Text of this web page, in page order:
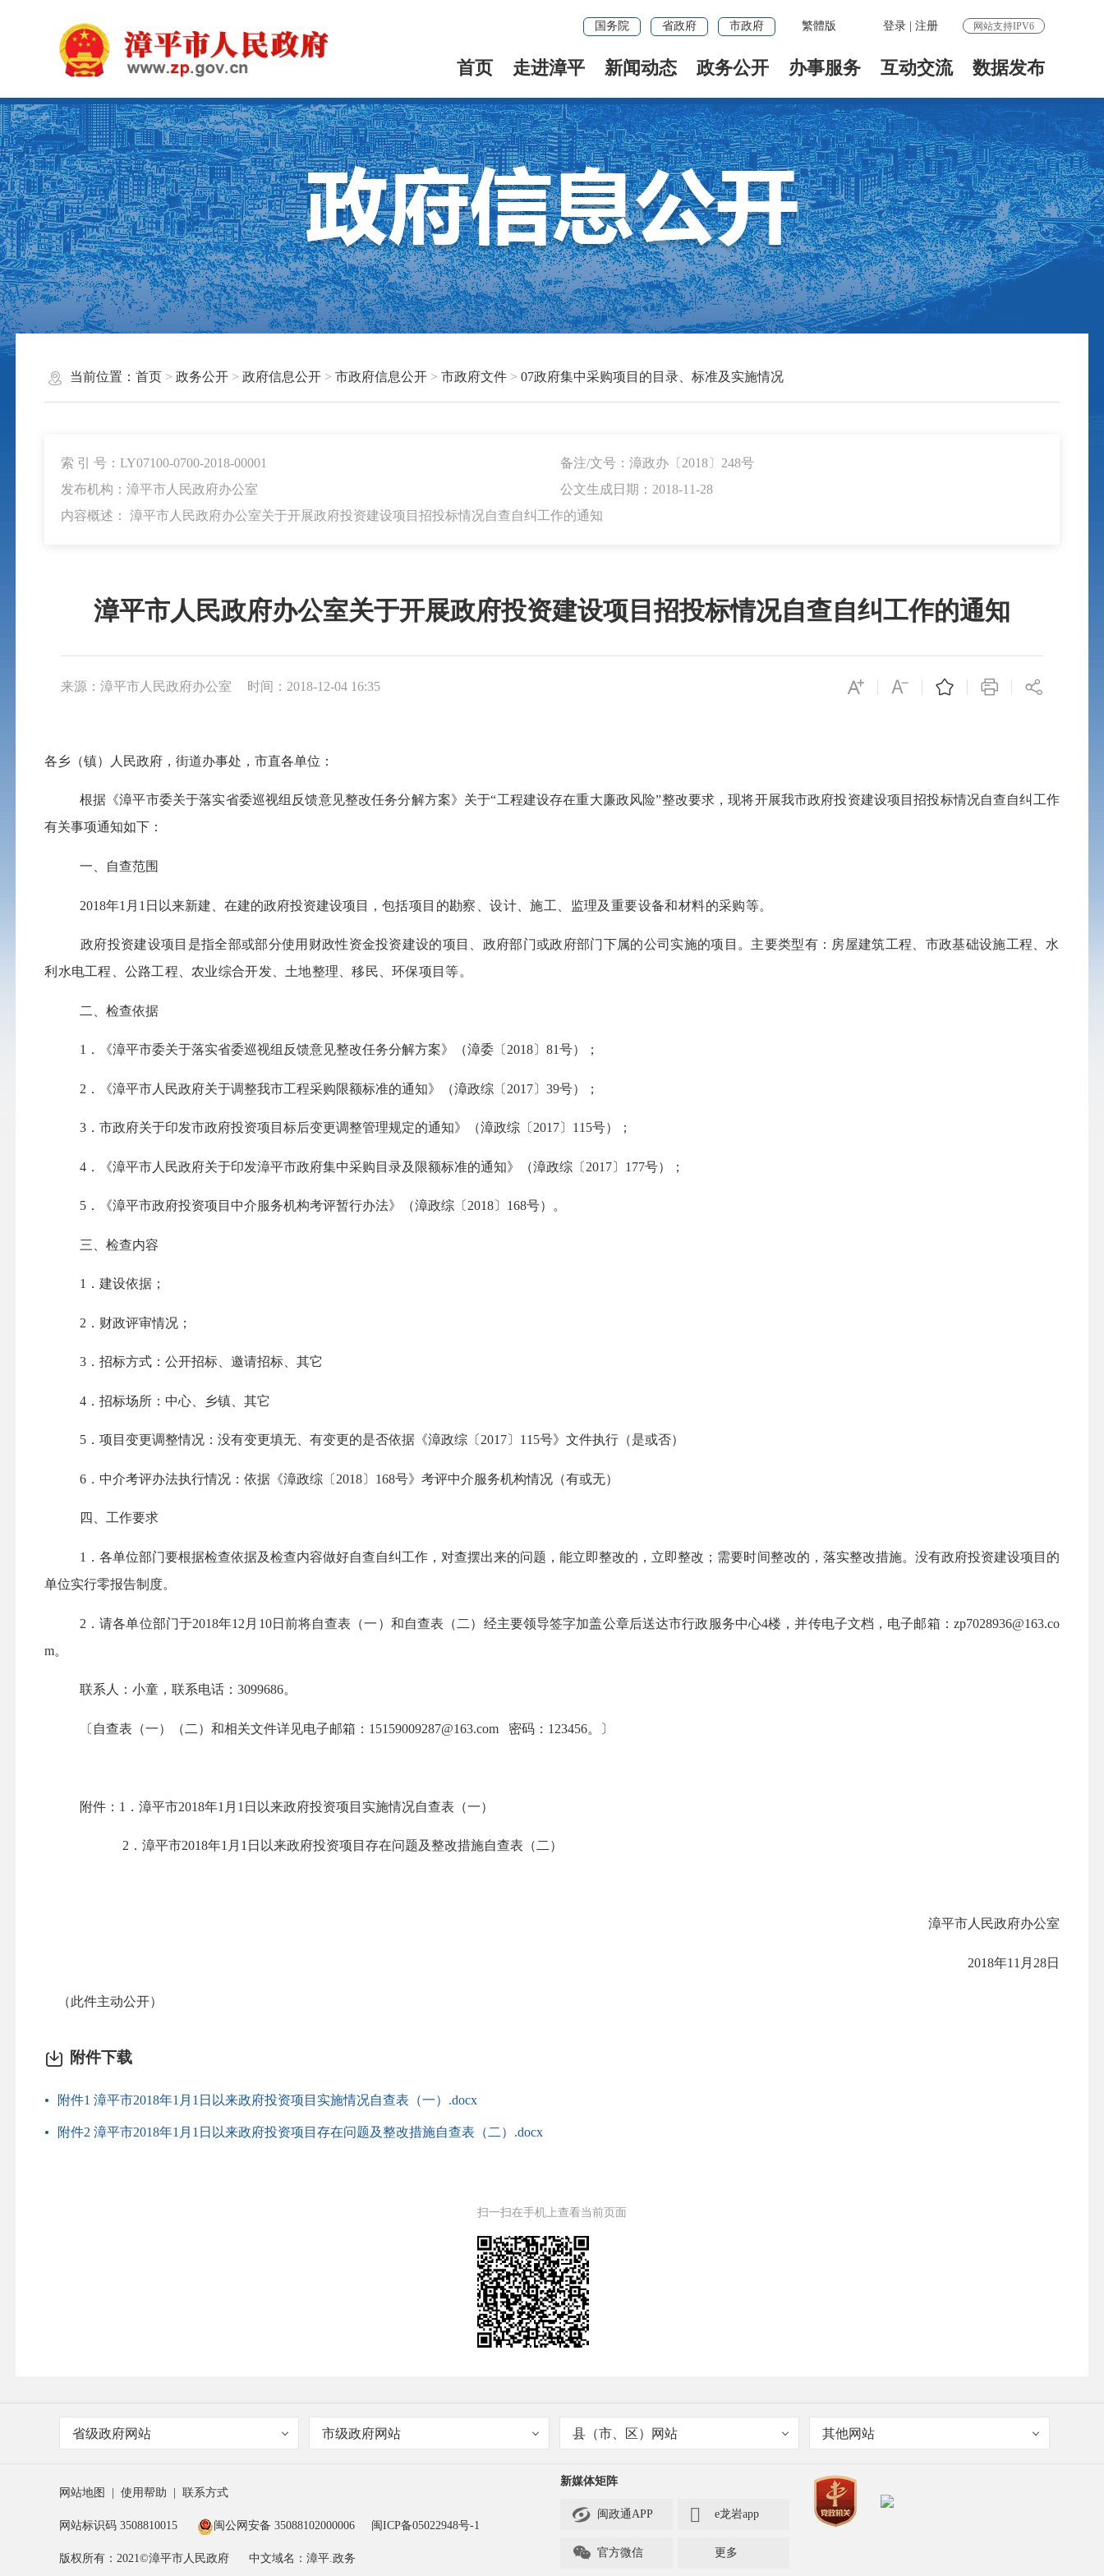
国务院 省政府 市政府 繁體版 登录 注册 网站支持IPV6
首页 走进漳平 新闻动态 政务公开 办事服务 互动交流 数据发布
当前位置： 首页> 政务公开> 政府信息公开> 市政府信息公开> 市政府文件> 07政府集中采购项目的目录、标准及实施情况
索 引 号：LY07100-0700-2018-00001
备注/文号：漳政办〔2018〕248号
发布机构：漳平市人民政府办公室
公文生成日期：2018-11-28
内容概述： 漳平市人民政府办公室关于开展政府投资建设项目招投标情况自查自纠工作的通知
漳平市人民政府办公室关于开展政府投资建设项目招投标情况自查自纠工作的通知
来源：漳平市人民政府办公室 时间：2018-12-04 16:35
各乡（镇）人民政府，街道办事处，市直各单位：
根据《漳平市委关于落实省委巡视组反馈意见整改任务分解方案》关于“工程建设存在重大廉政风险”整改要求，现将开展我市政府投资建设项目招投标情况自查自纠工作
有关事项通知如下：
一、自查范围
2018年1 月 1 日以来新建、在建的政府投资建设项目， 包括项目的勘察、设计、施工、监理及重要设备和材料的采购等。
政府投资建设项目是指全部或部分使用财政性资金投资建设的项目、政府部门或政府部门下属的公司实施的项目。主要类型有：房屋建筑工程、市政基础设施工程、水
利水电工程、公路工程、农业综合开发、土地整理、移民、环保项目等。
二、 检查依据
1 ． 《漳平市委关于落实省委巡视组反馈意见整改任务分解方案》（漳委〔 2018〕 81号） ；
2 ． 《漳平市人民政府关于调整我市工程采购限额标准的通知》（漳政综〔 201 7〕 39号） ；
3． 市政府关于印发市政府投资项目标后变更调整管理规定的通知》（漳政综〔 201 7〕 115号） ；
4． 《漳平市人民政府关于印发漳平市政府集中采购目录及限额标准的通知》（漳政综〔 201 7〕 177号） ；
5． 《漳平市政府投资项目中介服务机构考评暂行办法》（漳政综〔 2018〕 168号） 。
三、检查内容
1 ． 建设依据；
2 ． 财政评审情况；
3． 招标方式：公开招标、邀请招标、其它
4． 招标场所：中心、乡镇、其它
5． 项目变更调整情况：没有变更填无、有变更的是否依据《漳政综〔2017〕 115号》文件执行（是或否）
6． 中介考评办法执行情况：依据《漳政综〔 2018〕 168号》考评中介服务机构情况（有或无）
四、工作要求
1 ． 各单位部门要根据检查依据及检查内容做好自查自纠工作，对查摆出来的问题，能立即整改的，立即整改；需要时间整改的，落实整改措施。 没有政府投资建设项目的
单位实行零报告制度。
2 ．请各单位部门于2018年12 月 10日前将自查表（一）和自查表（二） 经主要领导签字加盖公章后送达市行政服务中心4楼，并传电子文档，电子邮箱： zp7028936@163.co
m。
联系人：小童，联系电话： 3099686。
〔 自查表（一）（二）和相关文件详见电子邮箱： 15159009287@163.com 密码： 123456。〕
附件： 1 ．漳平市2018年1 月 1 日以来政府投资项目实施情况自查表（一）
2 ．漳平市2018年1 月 1 日以来政府投资项目存在问题及整改措施自查表（二）
漳平市人民政府办公室
2018年11 月 28日
（此件主动公开）
附件下载
附件1 漳平市2018年1月1日以来政府投资项目实施情况自查表（一）.docx
附件2 漳平市2018年1月1日以来政府投资项目存在问题及整改措施自查表（二）.docx
扫一扫在手机上查看当前页面
省级政府网站 市级政府网站 县（市、区）网站 其他网站
网站地图 使用帮助 联系方式
网站标识码 3508810015 闽公网安备 35088102000006 闽ICP备05022948号-1
版权所有：2021©漳平市人民政府 中文域名：漳平.政务
新媒体矩阵
 闽政通APP  e龙岩app
 官方微信 更多